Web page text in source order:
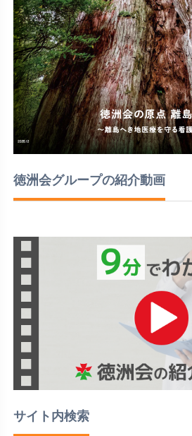
徳洲会グループの紹介動画
サイト内検索